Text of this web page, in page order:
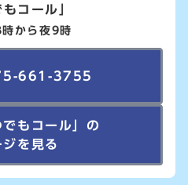
コール」
から夜9時
661-3755
でもコール」の
ジを見る